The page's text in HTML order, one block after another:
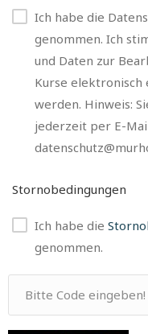
Ich habe die
genommen. Ich
und Daten zur
Kurse
werden. Hinweis:
jederzeit per E-
Stornobedingungen
Ich habe die
genommen.